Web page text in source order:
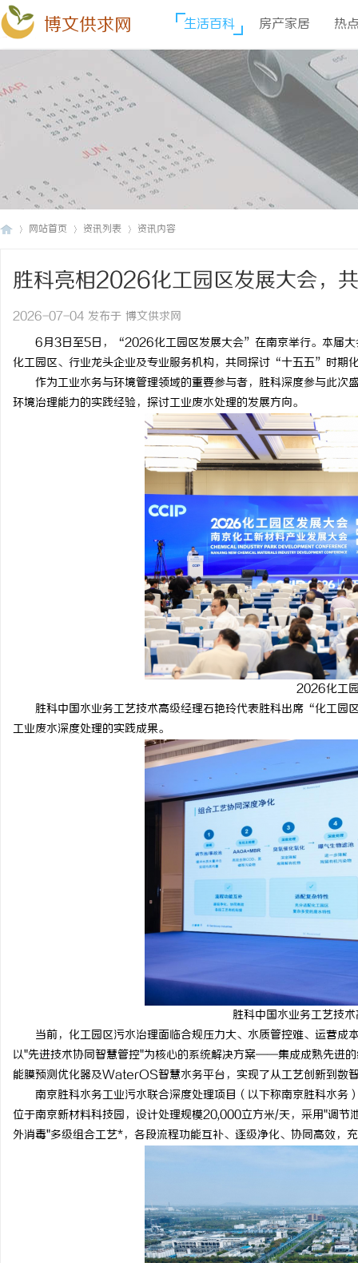
博文供求网 生活百科 房产家居 热
网站首页 资讯列表 资讯内容
胜科亮相2026化工园区发展大会，
2026-07-04 发布于 博文供求网
6月3日至5日，“2026化工园区发展大会”在南京举行。本届大
化工园区、行业龙头企业及专业服务机构，共同探讨“十五五”时期
作为工业水务与环境管理领域的重要参与者，胜科深度参与此次
环境治理能力的实践经验，探讨工业废水处理的发展方向。
2026化工园
胜科中国水业务工艺技术高级经理石艳玲代表胜科出席“化工园
工业废水深度处理的实践成果。
胜科中国水业务工艺技
当前，化工园区污水治理面临合规压力大、水质管控难、运营成
以"先进技术协同智慧管控"为核心的系统解决方案——集成成熟先进
能膜预测优化器及WaterOS智慧水务平台，实现了从工艺创新到数
南京胜科水务工业污水联合深度处理项目（以下称南京胜科水务
位于南京新材料科技园，设计处理规模20,000立方米/天，采用"调
外消毒"多级组合工艺*，各段流程功能互补、逐级净化、协同高效，
汉配眼镜 上海配眼镜 贝净 AC 国际医疗实验